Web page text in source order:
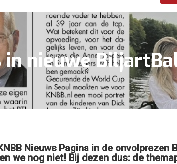
in nieuwe
Nieuws Pagina in de onvolprezen
we nog niet! Bij dezen dus: de